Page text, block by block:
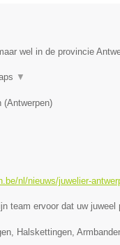
wel in de provincie
▼
(Antwerpen)
nl/nieuws/juwelier-
team ervoor dat uw juweel
Halskettingen,